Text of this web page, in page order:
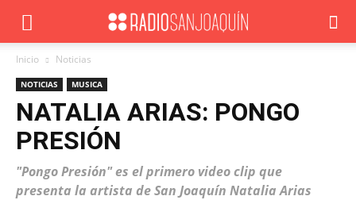
Inicio Noticias
NOTICIAS MUSICA
NATALIA ARIAS: PONGO
PRESIÓN
"Pongo Presión" es el primero video clip que
presenta la artista de San Joaquín Natalia Arias